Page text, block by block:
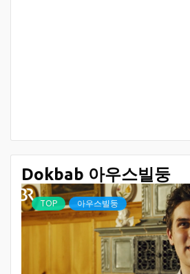
Dokbab 아우스빌둥
TOP 아우스빌둥